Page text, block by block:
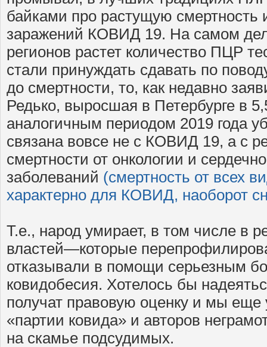
байками про растущую смертность
заражений КОВИД 19. На самом
регионов растет количество ПЦР
стали принуждать сдавать по
до смертности, то, как недавно
Редько, выросшая в Петербурге в
аналогичным периодом 2019 года
связана вовсе не с КОВИД 19, а с
смертности от онкологии и
заболеваний (смертность от всех
характерно для КОВИД, наоборот
Т.е., народ умирает, в том числе в
властей—которые
отказывали в помощи серьезным
ковидобесия. Хотелось бы
получат правовую оценку и мы еще
«партии ковида» и авторов
на скамье подсудимых.